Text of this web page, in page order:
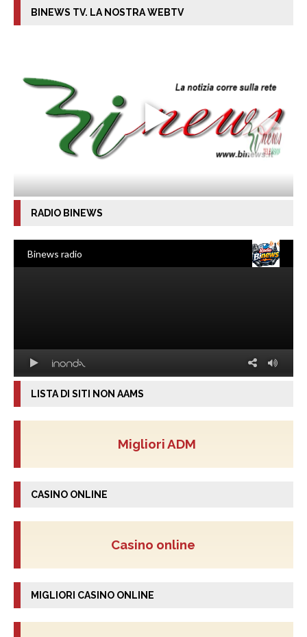
BINEWS TV. LA NOSTRA WEBTV
RADIO BINEWS
LISTA DI SITI NON AAMS
Migliori ADM
CASINO ONLINE
Casino online
MIGLIORI CASINO ONLINE